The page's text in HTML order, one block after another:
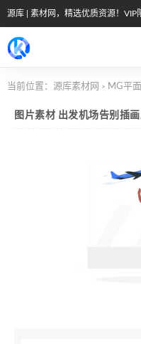
源库 | 素材网，精选优质资源！VIP
当前位置： 源库素材网 > MG平
图片素材 出发机场告别插